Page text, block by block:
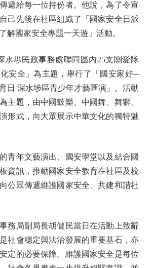
遞給每一位持份者。他說，為了令宣
己先後在社區組織了「國家安全日派
解國家安全專題一天遊」活動。
埗民政事務處聯同區內25支關愛隊
安全」為主題，舉行了「國安家好─
日 深水埗區青少年才藝匯演」。活動
主題，由中國鼓樂、中國舞、舞獅、
形式，向大眾展示中華文化的獨特魅
年文藝演出、國安學堂以及結合國
資訊，推動國家安全教育在社區及校
公眾傳遞維護國家安全、共建和諧社
局副局長胡健民當日在活動上致辭
社會穩定與法治發展的重要基石，亦
定的必要保障。維護國家安全是每位